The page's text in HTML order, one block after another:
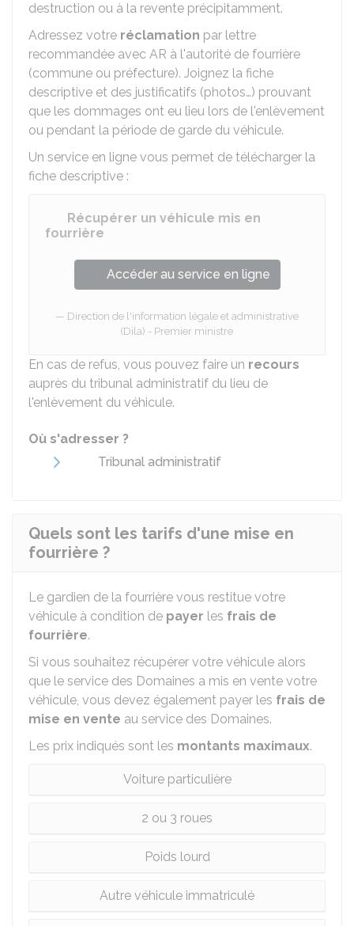
destruction ou à la revente précipitamment.
Adressez votre réclamation par lettre
recommandée avec AR à l'autorité de fourrière
(commune ou préfecture). Joignez la fiche
descriptive et des justificatifs (photos…) prouvant
que les dommages ont eu lieu lors de l'enlèvement
ou pendant la période de garde du véhicule.
Un service en ligne vous permet de télécharger la
fiche descriptive :
Récupérer un véhicule mis en
fourrière
Accéder au service en ligne
Direction de l'information légale et administrative
(Dila) - Premier ministre
En cas de refus, vous pouvez faire un recours
auprès du tribunal administratif du lieu de
l'enlèvement du véhicule.
Où s'adresser ?
Tribunal administratif
Quels sont les tarifs d'une mise en
fourrière ?
Le gardien de la fourrière vous restitue votre
véhicule à condition de payer les frais de
fourrière.
Si vous souhaitez récupérer votre véhicule alors
que le service des Domaines a mis en vente votre
véhicule, vous devez également payer les frais de
mise en vente au service des Domaines.
Les prix indiqués sont les montants maximaux.
Voiture particulière
2 ou 3 roues
Poids lourd
Autre véhicule immatriculé